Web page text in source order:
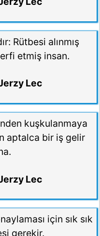
Rütbesi alınmış
etmiş insan.
Lec
kuşkulanmaya
aptalca bir iş gelir
Lec
için sık sık
gerekir.